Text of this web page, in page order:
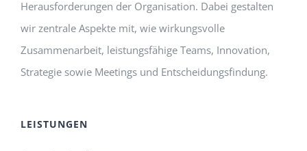
Herausforderungen der Organisation. Dabei gestalten
wir zentrale Aspekte mit, wie wirkungsvolle
Zusammenarbeit, leistungsfähige Teams, Innovation,
Strategie sowie Meetings und Entscheidungsfindung.
LEISTUNGEN